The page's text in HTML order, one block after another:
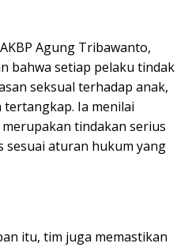
Agung Tribawanto,
bahwa setiap pelaku tindak
seksual terhadap anak,
Ia menilai
tindakan serius
sesuai aturan hukum yang
itu, tim juga memastikan